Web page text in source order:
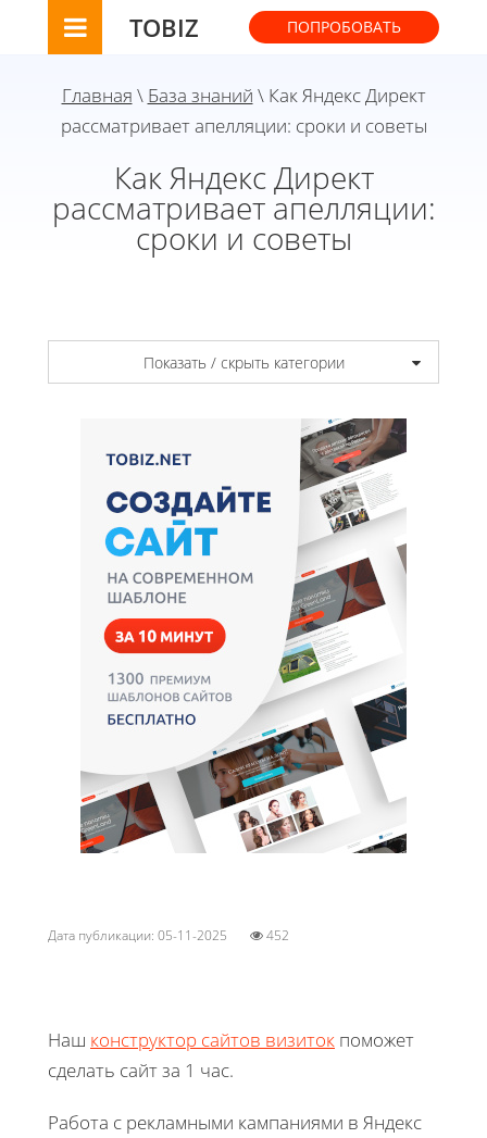
TOBIZ ПОПРОБОВАТЬ
Главная \ База знаний \ Как Яндекс Директ
рассматривает апелляции: сроки и советы
Как Яндекс Директ
рассматривает апелляции:
сроки и советы
Показать / скрыть категории
Дата публикации: 05-11-2025 452
Наш конструктор сайтов визиток поможет
сделать сайт за 1 час.
Работа с рекламными кампаниями в Яндекс